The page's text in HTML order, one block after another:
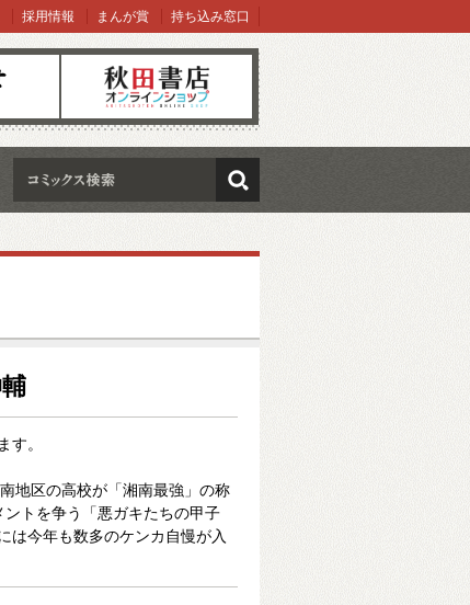
オンラインショップ
採用情報 まんが賞 持ち込み窓口
検索
す。
地区の高校が「湘南最強」の称
トを争う「悪ガキたちの甲子
は今年も数多のケンカ自慢が入